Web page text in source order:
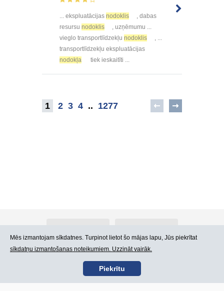
... ekspluatācijas nodoklis
, dabas
resursu nodoklis
, uzņēmumu ...
vieglo transportlīdzekļu nodoklis
transportlīdzekļu ekspluatācijas
nodokļa
tiek ieskaitīti ...
1 2 3 4 .. 1277
Kontakti Lietošanas noteikumi
Mēs izmantojam sīkdatnes. Turpinot lietot šo mājas lapu, Jūs piekrītat
sīkdatņu izmantošanas noteikumiem. Uzzināt vairāk.
Piekrītu